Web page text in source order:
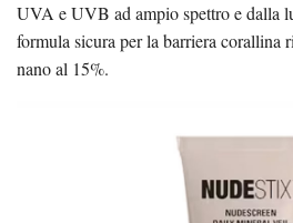
UVA e UVB ad ampio spettro e dalla
formula sicura per la barriera corallina
nano al 15%.